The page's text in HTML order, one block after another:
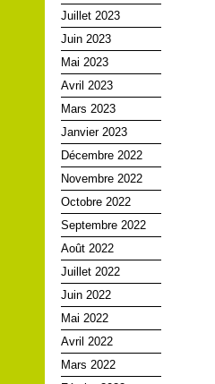
Juillet 2023
Juin 2023
Mai 2023
Avril 2023
Mars 2023
Janvier 2023
Décembre 2022
Novembre 2022
Octobre 2022
Septembre 2022
Août 2022
Juillet 2022
Juin 2022
Mai 2022
Avril 2022
Mars 2022